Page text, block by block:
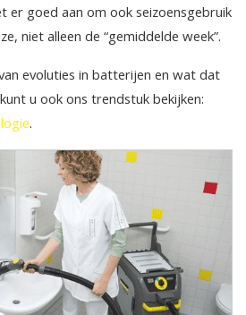
er goed aan om ook seizoensgebruik
niet alleen de “gemiddelde week”.
evoluties in batterijen en wat dat
u ook ons trendstuk bekijken:
.